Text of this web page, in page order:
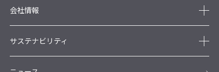
会社情報
サステナビリティ